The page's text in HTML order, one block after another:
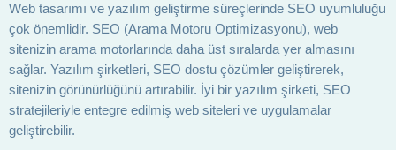
Web tasarımı ve yazılım geliştirme süreçlerinde SEO uyumluluğu
çok önemlidir. SEO (Arama Motoru Optimizasyonu), web
sitenizin arama motorlarında daha üst sıralarda yer almasını
sağlar. Yazılım şirketleri, SEO dostu çözümler geliştirerek,
sitenizin görünürlüğünü artırabilir. İyi bir yazılım şirketi, SEO
stratejileriyle entegre edilmiş web siteleri ve uygulamalar
geliştirebilir.